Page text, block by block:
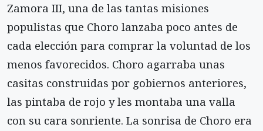
Zamora III, una de las tantas misiones
populistas que Choro lanzaba poco antes de
cada elección para comprar la voluntad de los
menos favorecidos. Choro agarraba unas
casitas construidas por gobiernos anteriores,
las pintaba de rojo y les montaba una valla
con su cara sonriente. La sonrisa de Choro era